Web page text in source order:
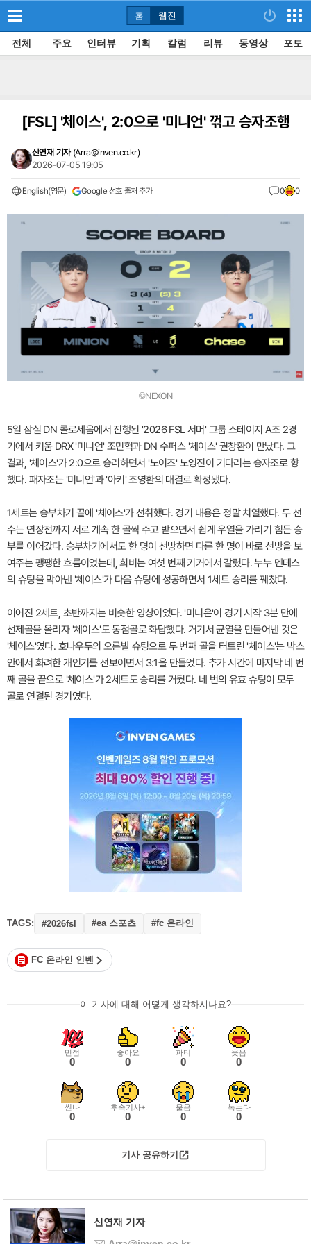
홈 웹진
전체 주요 인터뷰 기획 칼럼 리뷰 동영상 포토
[FSL]'체이스', 2:0으로 '미니언' 꺾고 승자조행
신연재 기자 (Arra@inven.co.kr)
2026-07-05 19:05
English(영문) Google 선호 출처 추가 0 0
©NEXON
5일 잠실 DN 콜로세움에서 진행된 '2026 FSL 서머' 그룹 스테이지 A조 2경
기에서 키움 DRX '미니언' 조민혁과 DN 수퍼스 '체이스' 권창환이 만났다. 그
결과, '체이스'가 2:0으로 승리하면서 '노이즈' 노영진이 기다리는 승자조로 향
했다. 패자조는 '미니언'과 '아키' 조영환의 대결로 확정됐다.
1세트는 승부차기 끝에 '체이스'가 선취했다. 경기 내용은 정말 치열했다. 두 선
수는 연장전까지 서로 계속 한 골씩 주고 받으면서 쉽게 우열을 가리기 힘든 승
부를 이어갔다. 승부차기에서도 한 명이 선방하면 다른 한 명이 바로 선방을 보
여주는 팽팽한 흐름이었는데, 희비는 여섯 번째 키커에서 갈렸다. 누누 멘데스
의 슈팅을 막아낸 '체이스'가 다음 슈팅에 성공하면서 1세트 승리를 꿰찼다.
이어진 2세트, 초반까지는 비슷한 양상이었다. '미니온'이 경기 시작 3분 만에
선제골을 올리자 '체이스'도 동점골로 화답했다. 거기서 균열을 만들어낸 것은
'체이스'였다. 호나우두의 오른발 슈팅으로 두 번째 골을 터트린 '체이스'는 박스
안에서 화려한 개인기를 선보이면서 3:1을 만들었다. 추가 시간에 마지막 네 번
째 골을 끝으로 '체이스'가 2세트도 승리를 거뒀다. 네 번의 유효 슈팅이 모두
골로 연결된 경기였다.
TAGS: #2026fsl #ea 스포츠 #fc 온라인
FC 온라인 인벤
이 기사에 대해 어떻게 생각하시나요?
만점
0
좋아요
0
파티
0
웃음
0
씬나
0
후속기사+
0
울음
0
녹는다
0
기사 공유하기
신연재 기자